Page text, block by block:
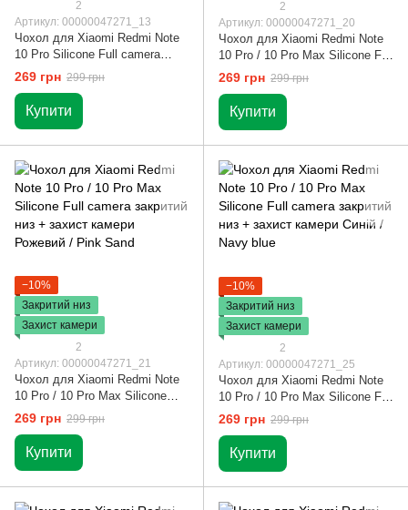
2
Артикул: 00000047271_13
Чохол для Xiaomi Redmi Note
10 Pro Silicone Full camera
закритий низ + захист камери
Червоний / Red
269 грн 299 грн
Купити
2
Артикул: 00000047271_20
Чохол для Xiaomi Redmi Note
10 Pro / 10 Pro Max Silicone Full
camera закритий низ + захист
камери Рожевий / Pink
269 грн 299 грн
Купити
−10%
Закритий низ
Захист камери
2
Артикул: 00000047271_21
Чохол для Xiaomi Redmi Note
10 Pro / 10 Pro Max Silicone
Full camera закритий низ +
захист камери Рожевий / Pink
Sand
269 грн 299 грн
Купити
−10%
Закритий низ
Захист камери
2
Артикул: 00000047271_25
Чохол для Xiaomi Redmi Note
10 Pro / 10 Pro Max Silicone Full
camera закритий низ + захист
камери Синій / Navy blue
269 грн 299 грн
Купити